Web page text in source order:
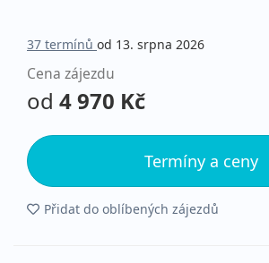
37 termínů od 13. srpna 2026
Cena zájezdu
od 4 970 Kč
Termíny a ceny
Přidat do oblíbených zájezdů